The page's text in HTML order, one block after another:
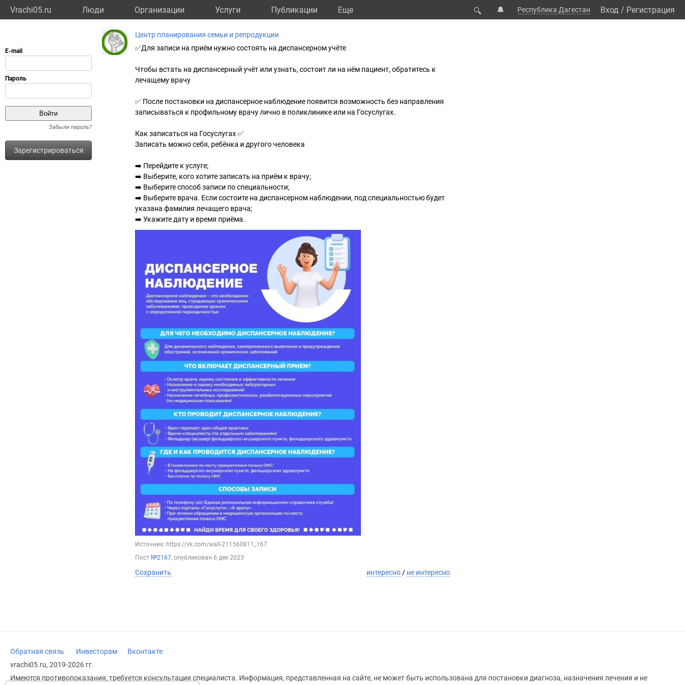
Vrachi05.ru Люди Организации Услуги Публикации Eще 🔍 🔔 Республика Дагестан Вход / Регистрация
Забыли пароль?
Зарегистрироваться
Центр планирования семьи и репродукции
✅Для записи на приём нужно состоять на диспансерном учёте
Чтобы встать на диспансерный учёт или узнать, состоит ли на нём пациент, обратитесь к
лечащему врачу
✅ После постановки на диспансерное наблюдение появится возможность без направления
записываться к профильному врачу лично в поликлинике или на Госуслугах.
Как записаться на Госуслугах ✅
Записать можно себя, ребёнка и другого человека
➡️ Перейдите к услуге;
➡️ Выберите, кого хотите записать на приём к врачу;
➡️ Выберите способ записи по специальности;
➡️ Выберите врача. Если состоите на диспансерном наблюдении, под специальностью будет
указана фамилия лечащего врача;
➡️ Укажите дату и время приёма.
Источник: https://vk.com/wall-211560811_167
Пост №2167, опубликован 6 дек 2023
Сохранить интересно / не интересно
Обратная связь Инвесторам
Вконтакте
vrachi05.ru, 2019-2026 гг.
Имеются противопоказания, требуется консультация специалиста. Информация, представленная на сайте, не может быть использована для постановки диагноза, назначения лечения и не